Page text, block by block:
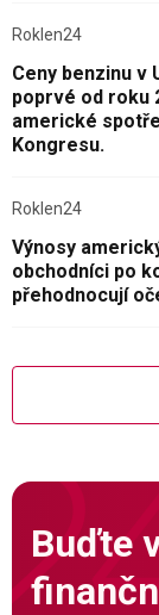
Roklen24
Ceny benzinu v
poprvé od roku
americké
Kongresu.
Roklen24
Výnosy
obchodníci po
přehodnocují
Buďte